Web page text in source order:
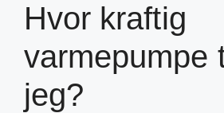
Hvor kraftig
varmepumpe
jeg?